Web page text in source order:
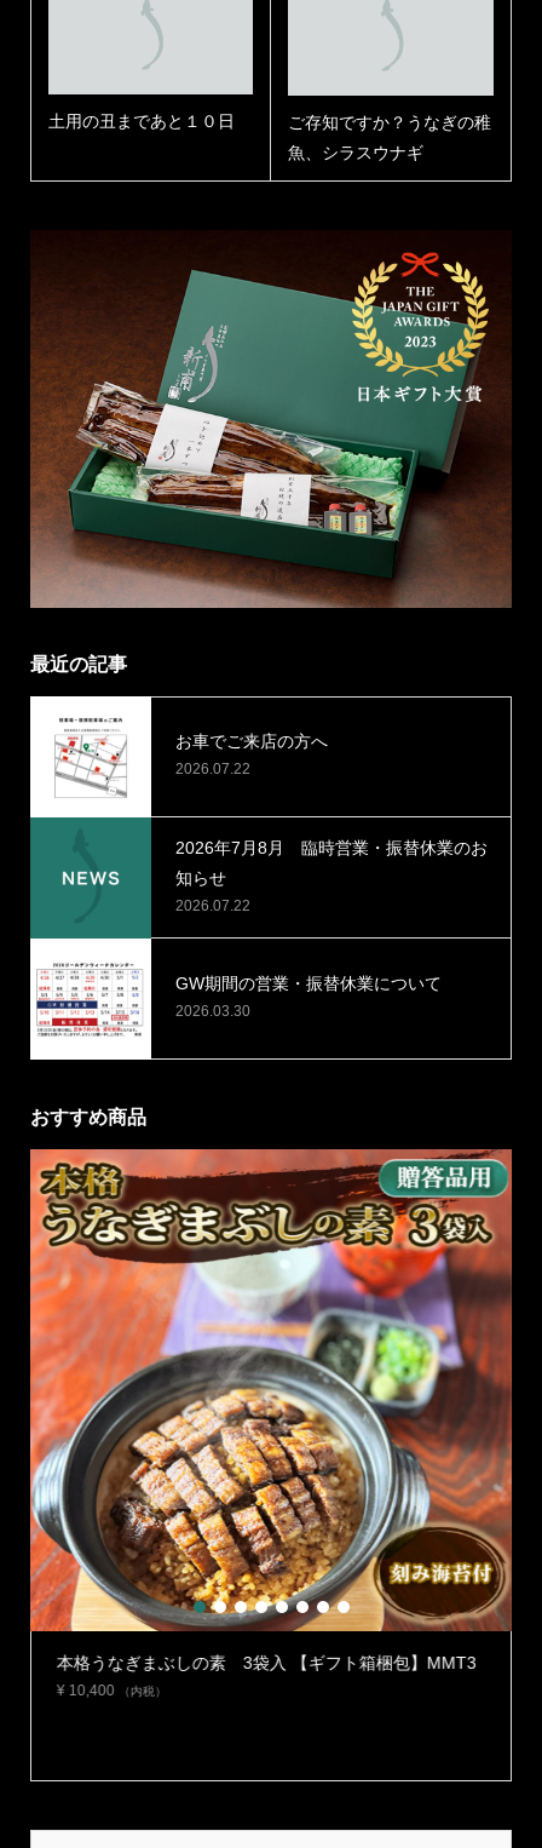
土用の丑まであと１０日
ご存知ですか？うなぎの稚
魚、シラスウナギ
最近の記事
お車でご来店の方へ
2026.07.22
2026年7月8月 臨時営業・振替休業のお
知らせ
2026.07.22
GW期間の営業・振替休業について
2026.03.30
おすすめ商品
本格うなぎまぶしの素 3袋入 【ギフト箱梱包】MMT3
¥10,400 （内税）
1 2 3 4 5 6 7 8